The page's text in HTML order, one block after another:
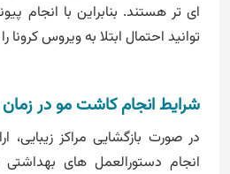
ای تر هستند. بنابراین با انجام
توانید احتمال ابتلا به ویروس کرونا
شرایط انجام کاشت مو در زمان
در صورت بازگشایی مراکز
انجام دستورالعمل های